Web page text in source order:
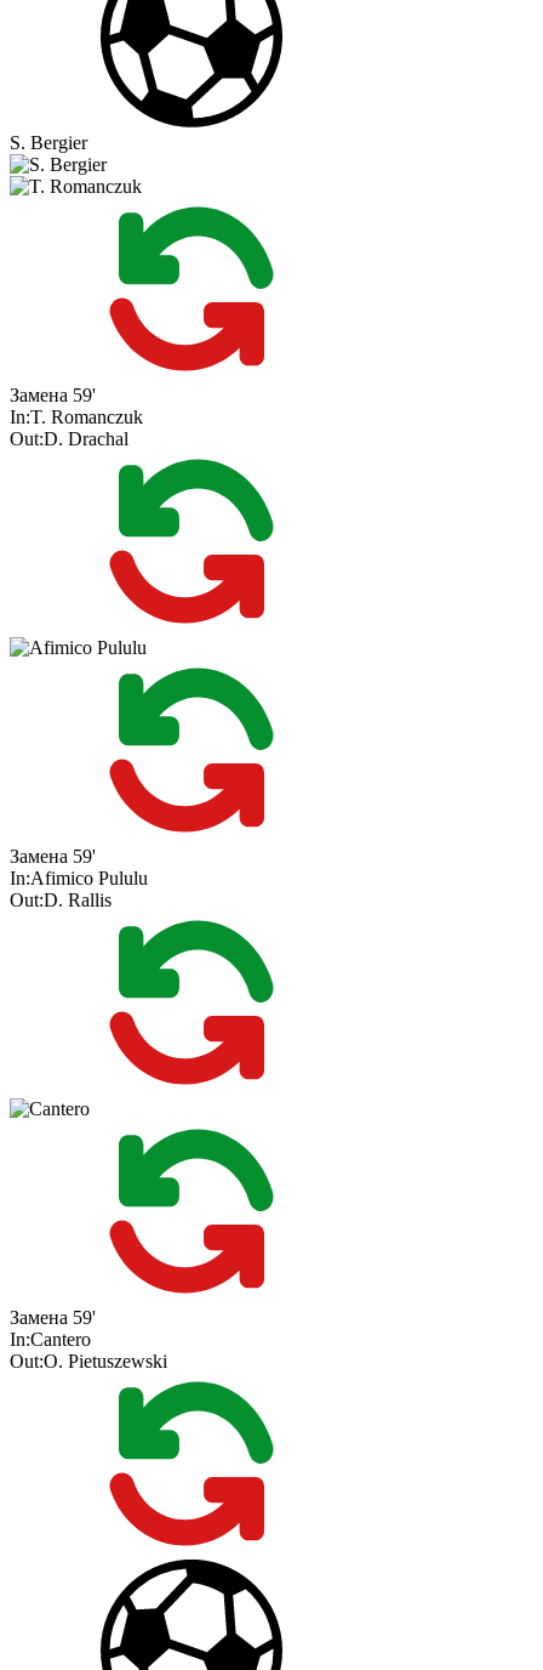
S. Bergier
Замена 59'
In:T. Romanczuk
Out:D. Drachal
Замена 59'
In:Afimico Pululu
Out:D. Rallis
Замена 59'
In:Cantero
Out:O. Pietuszewski